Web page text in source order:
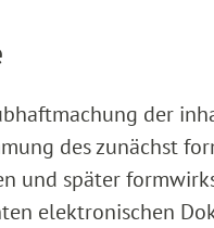
der
des zunächst
und später
elektronischen